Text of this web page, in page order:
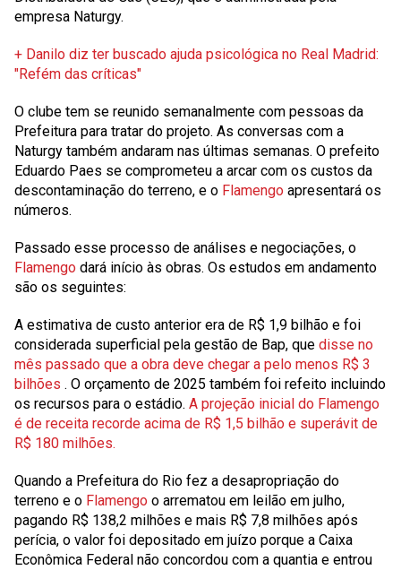
empresa Naturgy.
+ Danilo diz ter buscado ajuda psicológica no Real Madrid:
"Refém das críticas"
O clube tem se reunido semanalmente com pessoas da
Prefeitura para tratar do projeto. As conversas com a
Naturgy também andaram nas últimas semanas. O prefeito
Eduardo Paes se comprometeu a arcar com os custos da
descontaminação do terreno, e o Flamengo apresentará os
números.
Passado esse processo de análises e negociações, o
Flamengo dará início às obras. Os estudos em andamento
são os seguintes:
A estimativa de custo anterior era de R$ 1,9 bilhão e foi
considerada superficial pela gestão de Bap, que disse no
mês passado que a obra deve chegar a pelo menos R$ 3
bilhões . O orçamento de 2025 também foi refeito incluindo
os recursos para o estádio. A projeção inicial do Flamengo
é de receita recorde acima de R$ 1,5 bilhão e superávit de
R$ 180 milhões.
Quando a Prefeitura do Rio fez a desapropriação do
terreno e o Flamengo o arrematou em leilão em julho,
pagando R$ 138,2 milhões e mais R$ 7,8 milhões após
perícia, o valor foi depositado em juízo porque a Caixa
Econômica Federal não concordou com a quantia e entrou